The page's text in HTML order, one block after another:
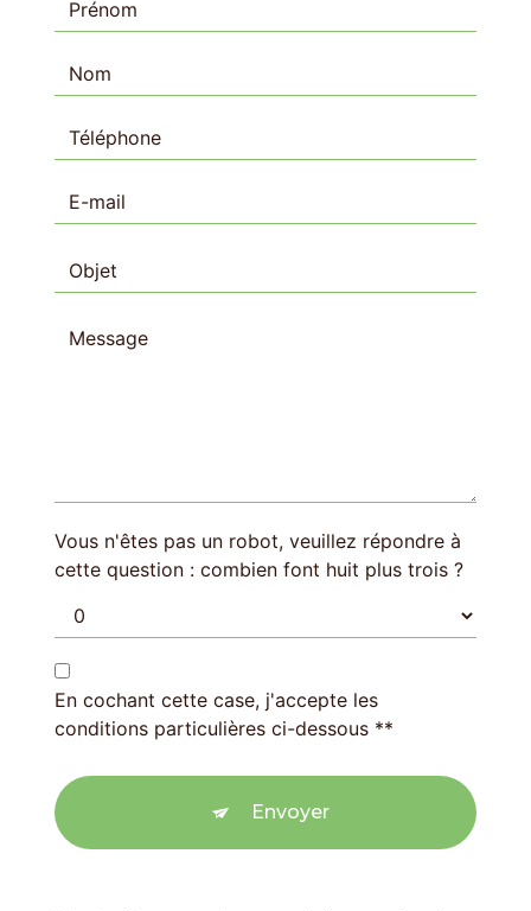
Vous n'êtes pas un robot, veuillez répondre à
cette question : combien font huit plus trois ?
En cochant cette case, j'accepte les
conditions particulières ci-dessous **
Envoyer